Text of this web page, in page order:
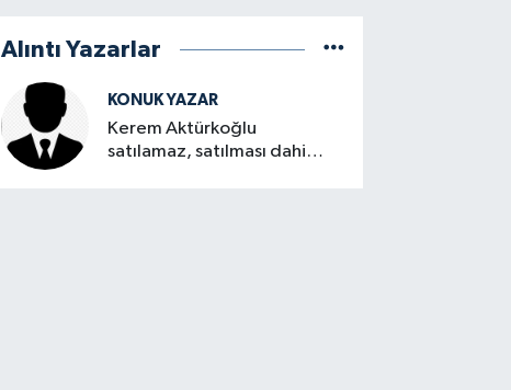
Alıntı Yazarlar
KONUK YAZAR
Kerem Aktürkoğlu
satılamaz, satılması dahi